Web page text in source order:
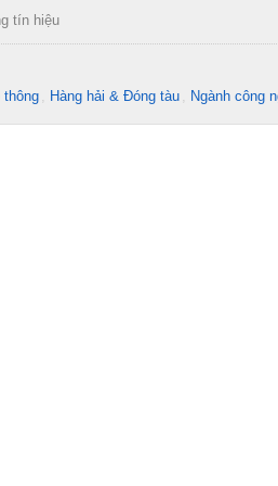
tín hiệu
thông Hàng hải & Đóng tàu Ngành công